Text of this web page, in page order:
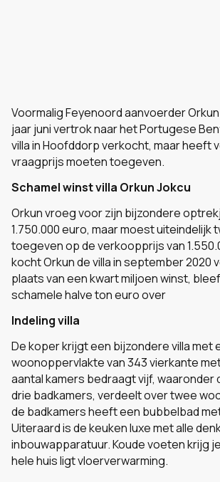
Voormalig Feyenoord aanvoerder
jaar juni vertrok naar het Portugese
villa in Hoofddorp verkocht, maar heeft
vraagprijs moeten toegeven.
Schamel winst villa Orkun Jokcu
Orkun vroeg voor zijn bijzondere
1.750.000 euro, maar moest uiteindelijk
toegeven op de verkoopprijs van
kocht Orkun de villa in september 2020
plaats van een kwart miljoen winst,
schamele halve ton euro over
Indeling villa
De koper krijgt een bijzondere villa met
woonoppervlakte van 343 vierkante
aantal kamers bedraagt vijf, waaronder
drie badkamers, verdeelt over twee
de badkamers heeft een bubbelbad
Uiteraard is de keuken luxe met alle
inbouwapparatuur. Koude voeten krijg
hele huis ligt vloerverwarming.